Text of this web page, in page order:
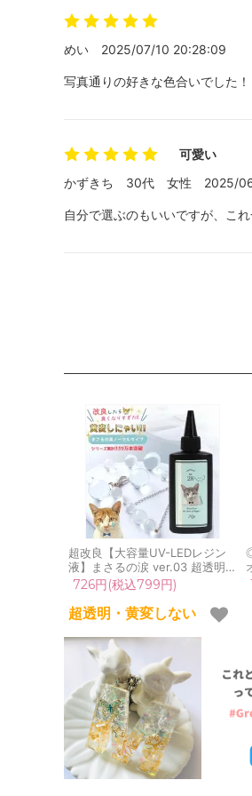
めい 2025/07/10 20:28:09
写真通りの好きな色合いでした！
可愛い
かずきち
30代 女性 2025/
自分で選ぶのもいいですが、こ
超改良【大容量UV-LEDレジン
液】まさるの涙 ver.03 超透明
70g 初心者 作家 コーティング
ハード 黄変しない 高品質 クリ
ア 猫 UVレジン液 安い おすす
め GreenOcean
726円(税込799円)
超透明・黄変しない